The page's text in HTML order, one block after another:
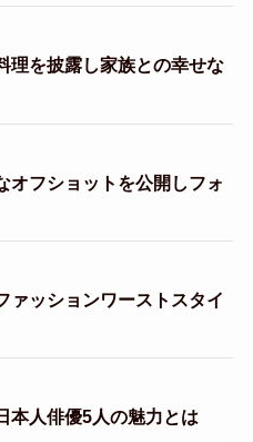
理を披露し家族との幸せな
オフショットを公開しフォ
ァッションワーストスタイ
本人俳優5人の魅力とは